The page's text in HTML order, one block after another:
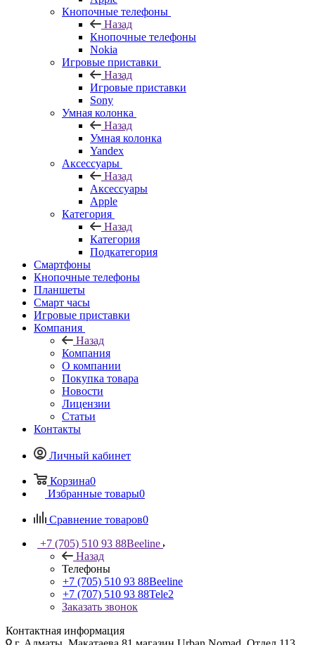
Кнопочные телефоны
Назад
Кнопочные телефоны
Nokia
Игровые приставки
Назад
Игровые приставки
Sony
Умная колонка
Назад
Умная колонка
Yandex
Аксессуары
Назад
Аксессуары
Apple
Категория
Назад
Категория
Подкатегория
Смартфоны
Кнопочные телефоны
Планшеты
Смарт часы
Игровые приставки
Компания
Назад
Компания
О компании
Покупка товара
Новости
Лицензии
Статьи
Контакты
Личный кабинет
Корзина0
Избранные товары0
Сравнение товаров0
+7 (705) 510 93 88Beeline
Назад
Телефоны
+7 (705) 510 93 88Beeline
+7 (707) 510 93 88Tele2
Заказать звонок
Контактная информация